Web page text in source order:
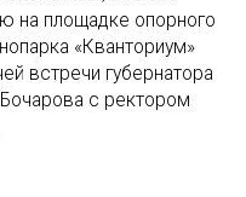
на площадке опорного
«Кванториум»
встречи губернатора
с ректором